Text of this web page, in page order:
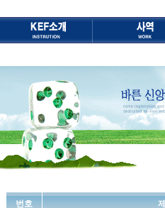
번호